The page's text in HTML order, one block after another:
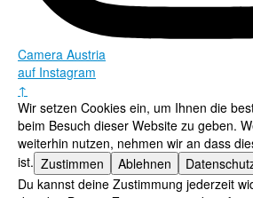
Camera Austria
auf Instagram
↑
Wir setzen Cookies ein, um Ihnen die
beim Besuch dieser Website zu geben.
weiterhin nutzen, nehmen wir an dass
ist. Zustimmen Ablehnen
Du kannst deine Zustimmung jederzeit